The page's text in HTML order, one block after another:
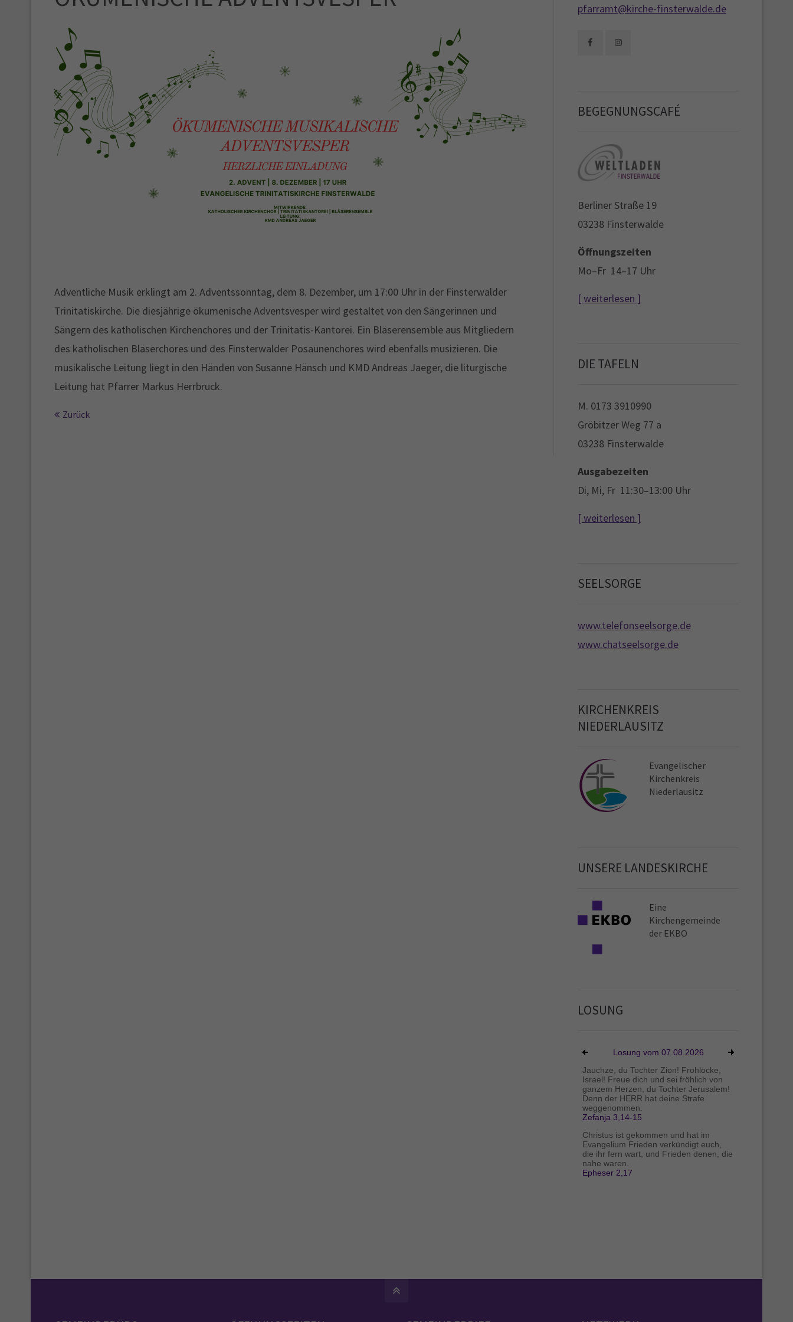
Adventliche Musik erklingt am 2. Adventssonntag, dem 8. Dezember, um 17:00 Uhr in der Finsterwalder
Trinitatiskirche. Die diesjährige ökumenische Adventsvesper wird gestaltet von den Sängerinnen und
Sängern des katholischen Kirchenchores und der Trinitatis-Kantorei. Ein Bläserensemble aus Mitgliedern
des katholischen Bläserchores und des Finsterwalder Posaunenchores wird ebenfalls musizieren. Die
musikalische Leitung liegt in den Händen von Susanne Hänsch und KMD Andreas Jaeger, die liturgische
Leitung hat Pfarrer Markus Herrbruck.
Zurück
pfarramt@kirche-finsterwalde.de
BEGEGNUNGSCAFÉ
Berliner Straße 19
03238 Finsterwalde
Öffnungszeiten
Mo–Fr 14–17 Uhr
[ weiterlesen ]
DIE TAFELN
M. 0173 3910990
Gröbitzer Weg 77 a
03238 Finsterwalde
Ausgabezeiten
Di, Mi, Fr 11:30–13:00 Uhr
[ weiterlesen ]
SEELSORGE
www.telefonseelsorge.de
www.chatseelsorge.de
KIRCHENKREIS
NIEDERLAUSITZ
Evangelischer
Kirchen­kreis
Niederlausitz
UNSERE LANDESKIRCHE
Eine
Kirchen­gemeinde
der EKBO
LOSUNG